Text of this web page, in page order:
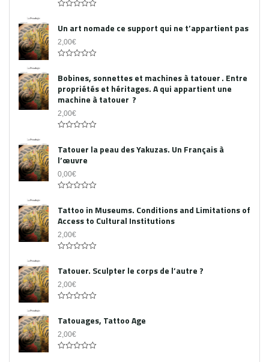
out
of
5
Un art nomade ce support qui ne t’appartient pas
2,00€
out
of
5
Bobines, sonnettes et machines à tatouer . Entre
propriétés et héritages. A qui appartient une
machine à tatouer ?
2,00€
out
of
5
Tatouer la peau des Yakuzas. Un Français à
l’œuvre
0,00€
out
of
5
Tattoo in Museums. Conditions and Limitations of
Access to Cultural Institutions
2,00€
out
of
5
Tatouer. Sculpter le corps de l’autre ?
2,00€
out
of
5
Tatouages, Tattoo Age
2,00€